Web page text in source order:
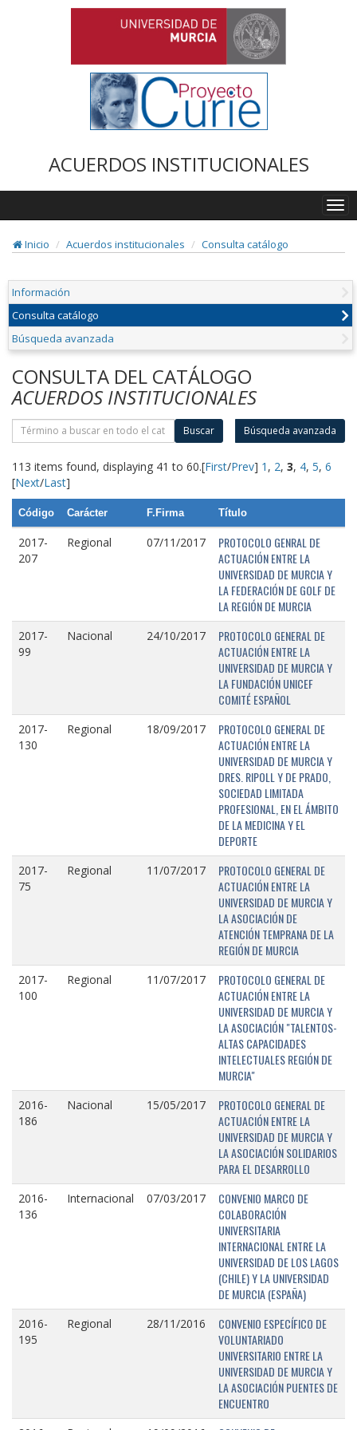
ACUERDOS INSTITUCIONALES
Inicio
Acuerdos institucionales Consulta catálogo
Información
Consulta catálogo
Búsqueda avanzada
CONSULTA DEL CATÁLOGO
ACUERDOS INSTITUCIONALES
Buscar Búsqueda avanzada
113 items found, displaying 41 to 60.[First/Prev] 1 , 2, 3, 4, 5, 6
[Next/Last]
Código Carácter F.Firma Título
2017-
207
Regional 07/11/2017
PROTOCOLO GENRAL DE
ACTUACIÓN ENTRE LA
UNIVERSIDAD DE MURCIA Y
LA FEDERACIÓN DE GOLF DE
LA REGIÓN DE MURCIA
2017-
99
Nacional 24/10/2017
PROTOCOLO GENERAL DE
ACTUACIÓN ENTRE LA
UNIVERSIDAD DE MURCIA Y
LA FUNDACIÓN UNICEF
COMITÉ ESPAÑOL
2017-
130
Regional 18/09/2017
PROTOCOLO GENERAL DE
ACTUACIÓN ENTRE LA
UNIVERSIDAD DE MURCIA Y
DRES. RIPOLL Y DE PRADO,
SOCIEDAD LIMITADA
PROFESIONAL, EN EL ÁMBITO
DE LA MEDICINA Y EL
DEPORTE
2017-
75
Regional 11/07/2017
PROTOCOLO GENERAL DE
ACTUACIÓN ENTRE LA
UNIVERSIDAD DE MURCIA Y
LA ASOCIACIÓN DE
ATENCIÓN TEMPRANA DE LA
REGIÓN DE MURCIA
2017-
100
Regional 11/07/2017
PROTOCOLO GENERAL DE
ACTUACIÓN ENTRE LA
UNIVERSIDAD DE MURCIA Y
LA ASOCIACIÓN "TALENTOS-
ALTAS CAPACIDADES
INTELECTUALES REGIÓN DE
MURCIA"
2016-
186
Nacional 15/05/2017
PROTOCOLO GENERAL DE
ACTUACIÓN ENTRE LA
UNIVERSIDAD DE MURCIA Y
LA ASOCIACIÓN SOLIDARIOS
PARA EL DESARROLLO
2016-
136
Internacional 07/03/2017
CONVENIO MARCO DE
COLABORACIÓN
UNIVERSITARIA
INTERNACIONAL ENTRE LA
UNIVERSIDAD DE LOS LAGOS
(CHILE) Y LA UNIVERSIDAD
DE MURCIA (ESPAÑA)
2016-
195
Regional 28/11/2016
CONVENIO ESPECÍFICO DE
VOLUNTARIADO
UNIVERSITARIO ENTRE LA
UNIVERSIDAD DE MURCIA Y
LA ASOCIACIÓN PUENTES DE
ENCUENTRO